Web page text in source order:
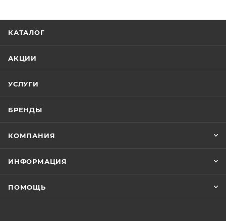
КАТАЛОГ
АКЦИИ
УСЛУГИ
БРЕНДЫ
КОМПАНИЯ
ИНФОРМАЦИЯ
ПОМОЩЬ